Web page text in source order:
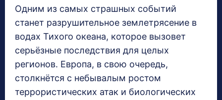
Одним из самых страшных событий
станет разрушительное землетрясение в
водах Тихого океана, которое вызовет
серьёзные последствия для целых
регионов. Европа, в свою очередь,
столкнётся с небывалым ростом
террористических атак и биологических